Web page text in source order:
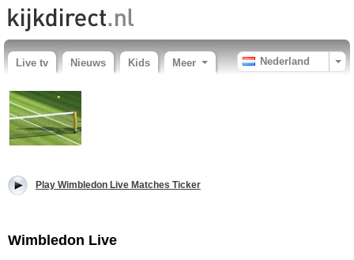
Live tv Nieuws Kids Meer Nederland
Play Wimbledon Live Matches Ticker
Wimbledon Live